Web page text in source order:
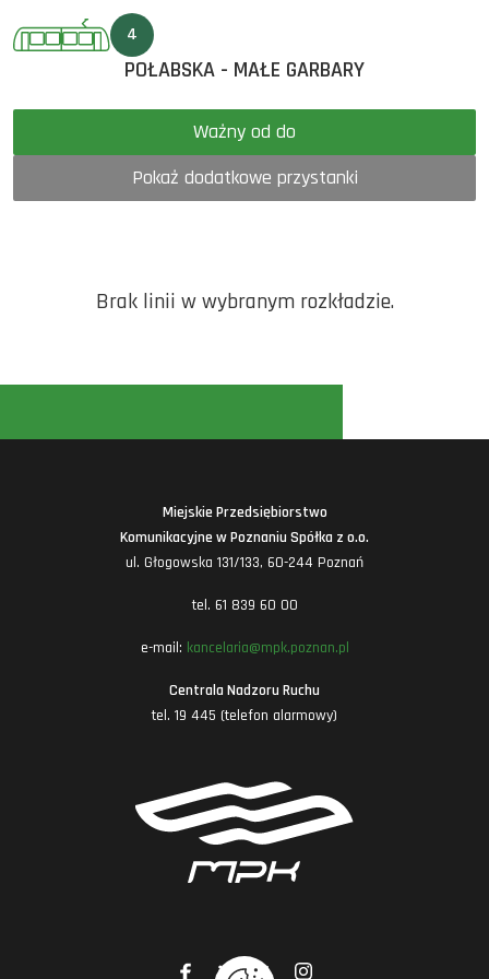
4
POŁABSKA - MAŁE GARBARY
Ważny od do
Pokaż dodatkowe przystanki
Brak linii w wybranym rozkładzie.
Miejskie Przedsiębiorstwo
Komunikacyjne w Poznaniu Spółka z o.o.
ul. Głogowska 131/133, 60-244 Poznań
tel. 61 839 60 00
e-mail: kancelaria@mpk.poznan.pl
Centrala Nadzoru Ruchu
tel. 19 445 (telefon alarmowy)